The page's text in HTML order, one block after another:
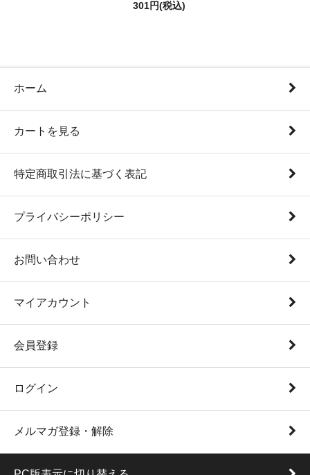
301円(税込)
ホーム
カートを見る
特定商取引法に基づく表記
プライバシーポリシー
お問い合わせ
マイアカウント
会員登録
ログイン
メルマガ登録・解除